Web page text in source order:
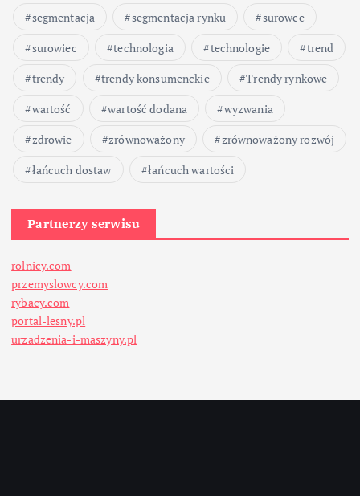
segmentacja
segmentacja rynku
surowce
surowiec
technologia technologie
trend
trendy
trendy konsumenckie
Trendy rynkowe
wartość
wartość dodana
wyzwania
zdrowie
zrównoważony
zrównoważony rozwój
łańcuch dostaw
łańcuch wartości
Partnerzy serwisu
rolnicy.com
przemyslowcy.com
rybacy.com
portal-lesny.pl
urzadzenia-i-maszyny.pl